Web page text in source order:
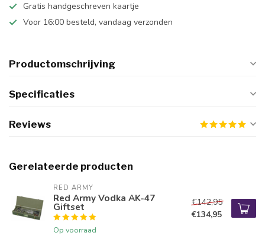
Gratis handgeschreven kaartje
Voor 16:00 besteld, vandaag verzonden
Productomschrijving
Specificaties
Reviews
Gerelateerde producten
RED ARMY
Red Army Vodka AK-47
Giftset
Op voorraad
€142,95
€134,95